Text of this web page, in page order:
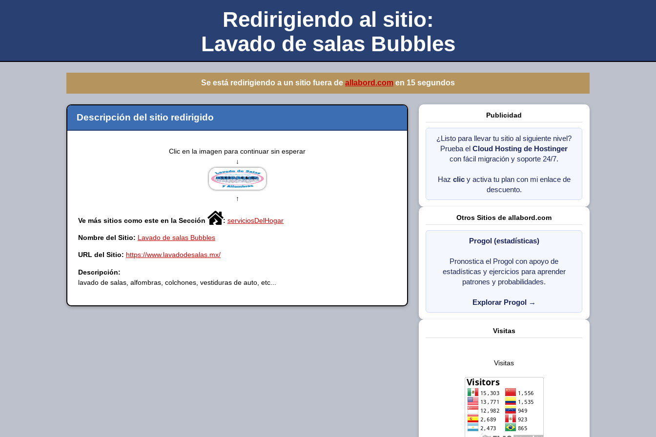
Redirigiendo al sitio:
Lavado de salas Bubbles
Se está redirigiendo a un sitio fuera de allabord.com en 15 segundos
Descripción del sitio redirigido
Clic en la imagen para continuar sin esperar
↓
↑
Ve más sitios como este en la Sección : serviciosDelHogar
Nombre del Sitio: Lavado de salas Bubbles
URL del Sitio: https://www.lavadodesalas.mx/
Descripción:
lavado de salas, alfombras, colchones, vestiduras de auto, etc...
Publicidad
¿Listo para llevar tu sitio al siguiente nivel?
Prueba elCloud Hosting de Hostinger
con fácil migración y soporte 24/7.
Haz clicy activa tu plan con mi enlace de
descuento.
Otros Sitios de allabord.com
Progol (estadísticas)
Pronostica el Progol con apoyo de
estadísticas y ejercicios para aprender
patrones y probabilidades.
Explorar Progol→
Visitas
Visitas